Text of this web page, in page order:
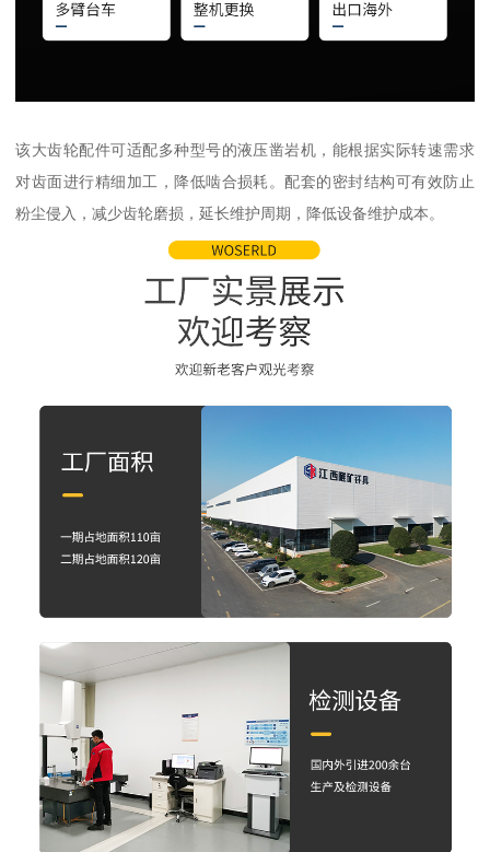
该大齿轮配件可适配多种型号的液压凿岩机，能根据实际转速需求
对齿面进行精细加工，降低啮合损耗。配套的密封结构可有效防止
粉尘侵入，减少齿轮磨损，延长维护周期，降低设备维护成本。